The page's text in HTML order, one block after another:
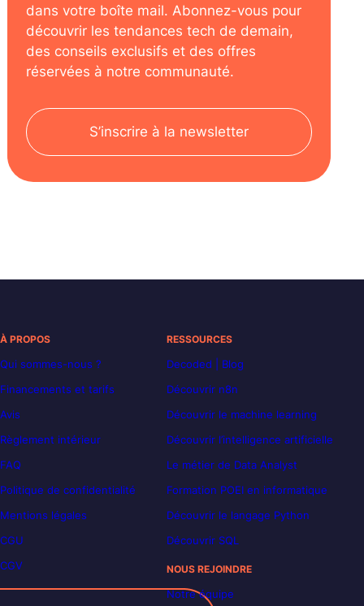
dans votre boîte mail. Abonnez-vous pour
découvrir les tendances tech de demain,
des conseils exclusifs et des offres
réservées à notre communauté.
S’inscrire à la newsletter
À PROPOS
Qui sommes-nous ?
Financements et tarifs
Avis
Règlement intérieur
FAQ
Politique de confidentialité
Mentions légales
CGU
CGV
RESSOURCES
Decoded | Blog
Découvrir n8n
Découvrir le machine learning
Découvrir l’intelligence artificielle
Le métier de Data Analyst
Formation POEI en informatique
Découvrir le langage Python
Découvrir SQL
NOUS REJOINDRE
Notre équipe